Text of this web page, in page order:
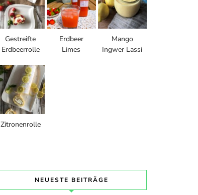
Gestreifte
Erdbeerrolle
Erdbeer
Limes
Mango
Ingwer Lassi
Zitronenrolle
NEUESTE BEITRÄGE